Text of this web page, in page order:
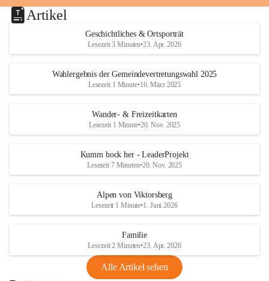
Artikel
Geschichtliches & Ortsporträt
Lesezeit 3 Minuten•23. Apr. 2026
Wahlergebnis der Gemeindevertretungswahl 2025
Lesezeit 1 Minute•16. März 2025
Wander- & Freizeitkarten
Lesezeit 1 Minute•20. Nov. 2025
Kumm hock her - LeaderProjekt
Lesezeit 7 Minuten•20. Nov. 2025
Alpen von Viktorsberg
Lesezeit 1 Minute•1. Juni 2026
Familie
Lesezeit 2 Minuten•23. Apr. 2026
Alle Artikel sehen